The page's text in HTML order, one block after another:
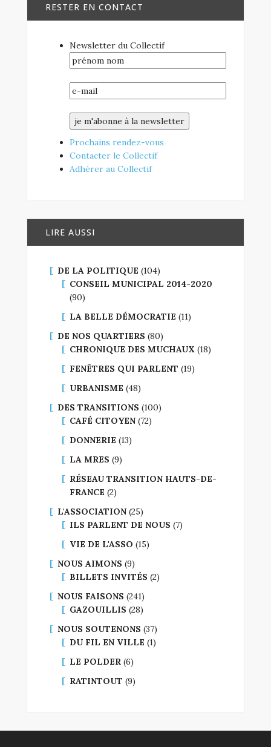
RESTER EN CONTACT
Newsletter du Collectif
Prochains rendez-vous
Contacter le Collectif
Adhérer au Collectif
LIRE AUSSI
DE LA POLITIQUE (104)
CONSEIL MUNICIPAL 2014-2020
(90)
LA BELLE DÉMOCRATIE (11)
DE NOS QUARTIERS (80)
CHRONIQUE DES MUCHAUX (18)
FENÊTRES QUI PARLENT (19)
URBANISME (48)
DES TRANSITIONS (100)
CAFÉ CITOYEN (72)
DONNERIE (13)
LA MRES (9)
RÉSEAU TRANSITION HAUTS-DE-
FRANCE (2)
L'ASSOCIATION (25)
ILS PARLENT DE NOUS (7)
VIE DE L'ASSO (15)
NOUS AIMONS (9)
BILLETS INVITÉS (2)
NOUS FAISONS (241)
GAZOUILLIS (28)
NOUS SOUTENONS (37)
DU FIL EN VILLE (1)
LE POLDER (6)
RATINTOUT (9)